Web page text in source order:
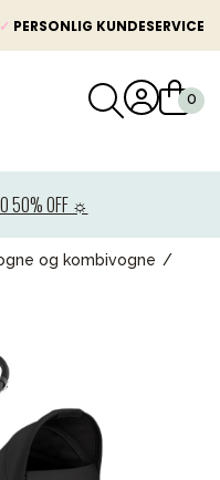
✓ PERSONLIG KUNDESERVICE
50% OFF ☼
og kombivogne
spil